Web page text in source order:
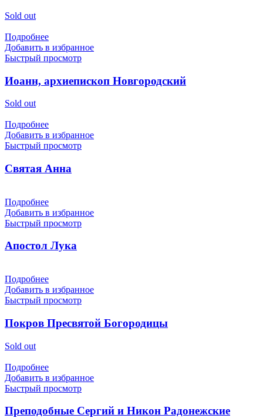
Sold out
Подробнее
Добавить в избранное
Быстрый просмотр
Иоанн, архиепископ Новгородский
Sold out
Подробнее
Добавить в избранное
Быстрый просмотр
Святая Анна
Подробнее
Добавить в избранное
Быстрый просмотр
Апостол Лука
Подробнее
Добавить в избранное
Быстрый просмотр
Покров Пресвятой Богородицы
Sold out
Подробнее
Добавить в избранное
Быстрый просмотр
Преподобные Сергий и Никон Радонежские